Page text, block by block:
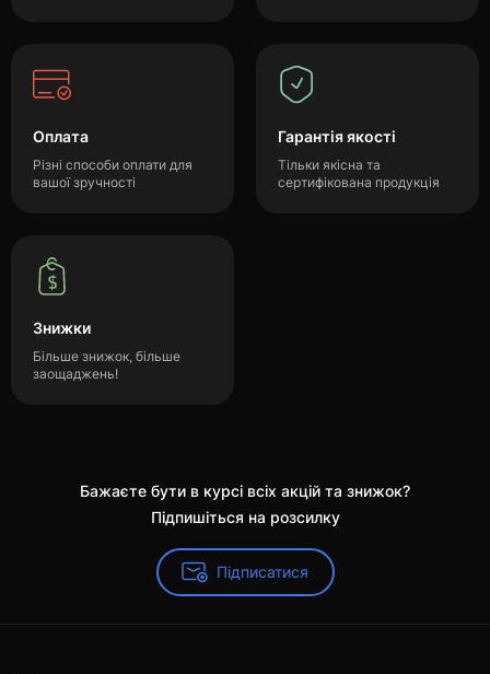
Оплата
Різні способи оплати для
вашої зручності
Гарантія якості
Тільки якісна та
сертифікована продукція
Знижки
Більше знижок, більше
заощаджень!
Бажаєте бути в курсі всіх акцій та знижок?
Підпишіться на розсилку
Підписатися